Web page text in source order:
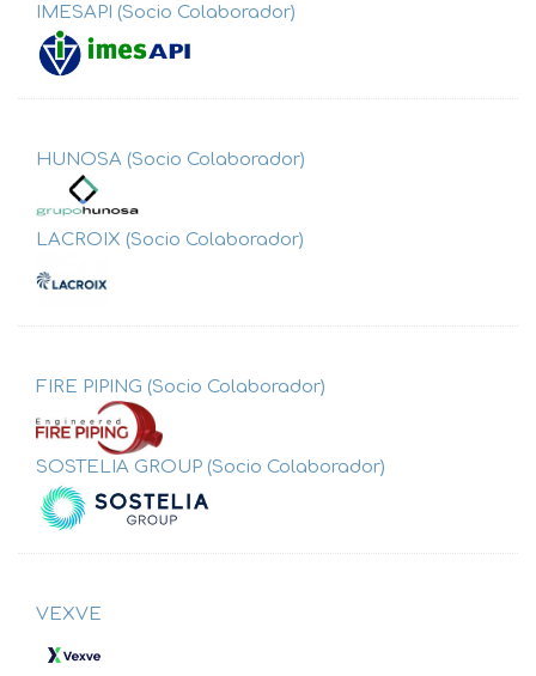
IMESAPI (Socio Colaborador)
HUNOSA (Socio Colaborador)
LACROIX (Socio Colaborador)
FIRE PIPING (Socio Colaborador)
SOSTELIA GROUP (Socio Colaborador)
VEXVE